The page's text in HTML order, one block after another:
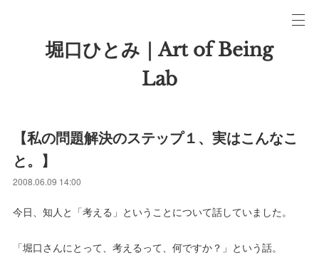
堀口ひとみ｜Art of Being
Lab
【私の問題解決のステップ１、実はこんなこ
と。】
2008.06.09 14:00
今日、知人と「考える」ということについて話していました。
「堀口さんにとって、考えるって、何ですか？」という話。